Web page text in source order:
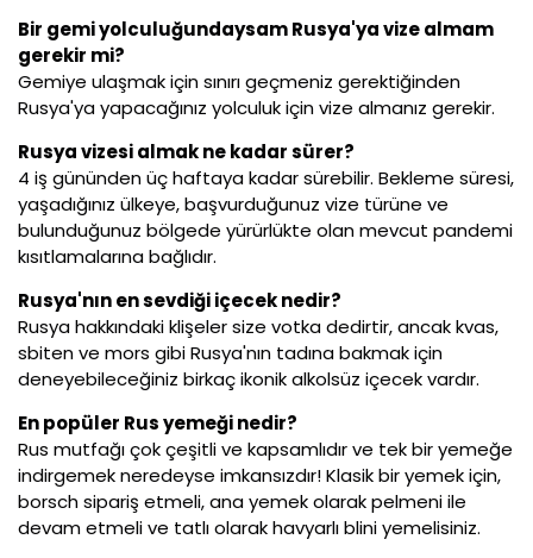
Bir gemi yolculuğundaysam Rusya'ya vize almam
gerekir mi?
Gemiye ulaşmak için sınırı geçmeniz gerektiğinden
Rusya'ya yapacağınız yolculuk için vize almanız gerekir.
Rusya vizesi almak ne kadar sürer?
4 iş gününden üç haftaya kadar sürebilir. Bekleme süresi,
yaşadığınız ülkeye, başvurduğunuz vize türüne ve
bulunduğunuz bölgede yürürlükte olan mevcut pandemi
kısıtlamalarına bağlıdır.
Rusya'nın en sevdiği içecek nedir?
Rusya hakkındaki klişeler size votka dedirtir, ancak kvas,
sbiten ve mors gibi Rusya'nın tadına bakmak için
deneyebileceğiniz birkaç ikonik alkolsüz içecek vardır.
En popüler Rus yemeği nedir?
Rus mutfağı çok çeşitli ve kapsamlıdır ve tek bir yemeğe
indirgemek neredeyse imkansızdır! Klasik bir yemek için,
borsch sipariş etmeli, ana yemek olarak pelmeni ile
devam etmeli ve tatlı olarak havyarlı blini yemelisiniz.